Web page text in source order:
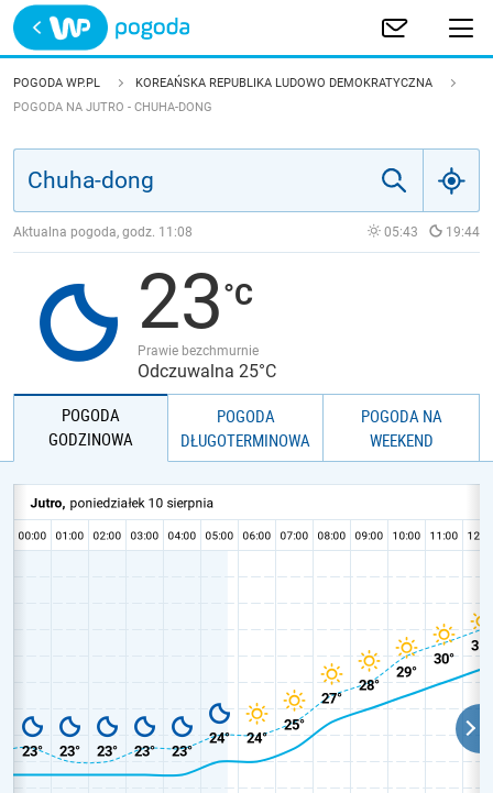
Trwa ładowanie
POLSKA
JAKOŚĆ POWIETRZA
POGODA WP.PL
KOREAŃSKA REPUBLIKA LUDOWO DEMOKRATYCZNA
POGODA NA JUTRO - CHUHA-DONG
Aktualna pogoda, godz. 11:08 05:43 19:44
23
Prawie bezchmurnie
Odczuwalna 25°C
POGODA
GODZINOWA
POGODA
DŁUGOTERMINOWA
POGODA NA
WEEKEND